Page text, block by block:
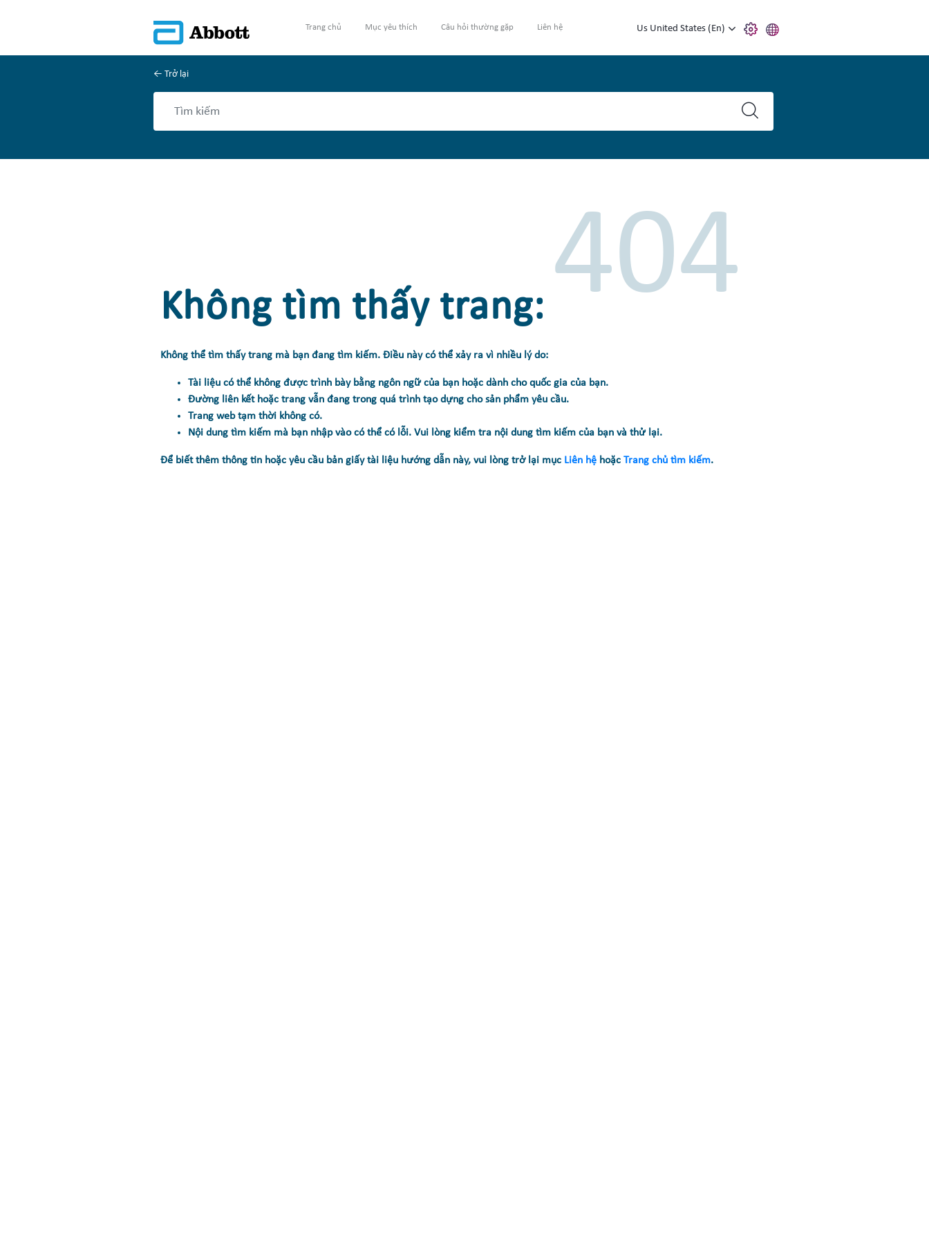
Trang chủ Mục yêu thích Câu hỏi thường gặp Liên hệ Us United States (En)
Trở lại
404
Không tìm thấy trang:
Không thể tìm thấy trang mà bạn đang tìm kiếm. Điều này có thể xảy ra vì nhiều lý do:
Tài liệu có thể không được trình bày bằng ngôn ngữ của bạn hoặc dành cho quốc gia của bạn.
Đường liên kết hoặc trang vẫn đang trong quá trình tạo dựng cho sản phẩm yêu cầu.
Trang web tạm thời không có.
Nội dung tìm kiếm mà bạn nhập vào có thể có lỗi. Vui lòng kiểm tra nội dung tìm kiếm của bạn và thử lại.
Để biết thêm thông tin hoặc yêu cầu bản giấy tài liệu hướng dẫn này, vui lòng trở lại mục Liên hệ hoặc Trang chủ tìm kiếm.